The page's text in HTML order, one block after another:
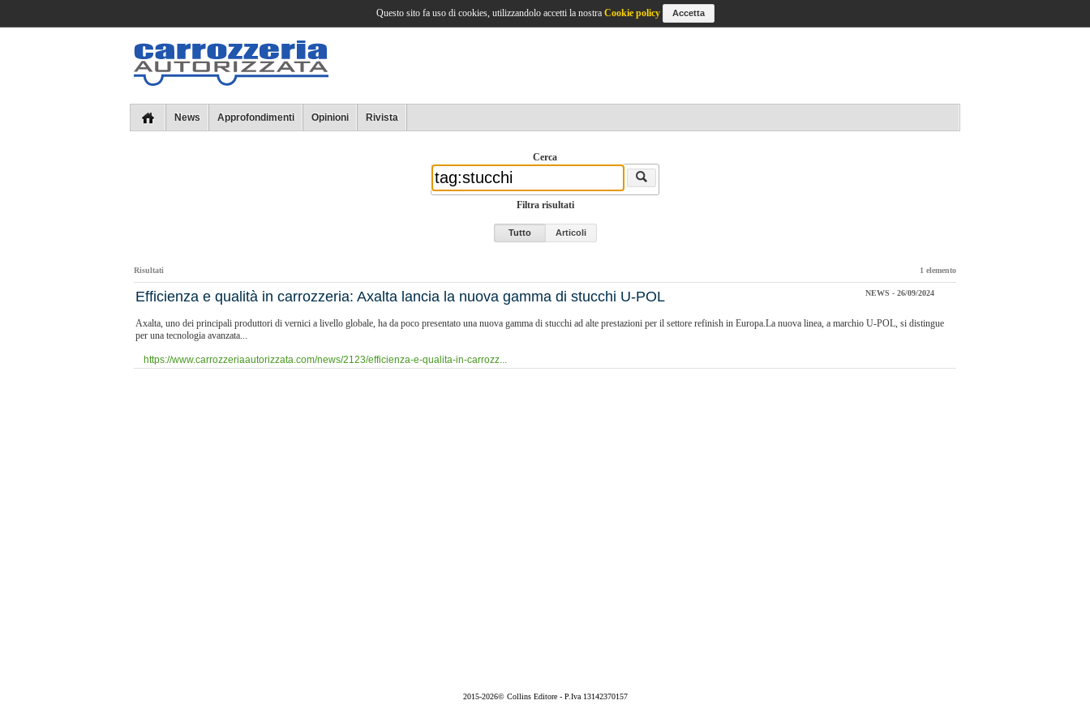
News Approfondimenti Opinioni Rivista
Cerca
Filtra risultati
Tutto Articoli
Risultati 1 elemento
Efficienza e qualità in carrozzeria: Axalta lancia la nuova gamma di stucchi U-POL NEWS - 26/09/2024
Axalta, uno dei principali produttori di vernici a livello globale, ha da poco presentato una nuova gamma di stucchi ad alte prestazioni per il settore refinish in Europa.La nuova linea, a marchio U-POL, si distingue
per una tecnologia avanzata...
https://www.carrozzeriaautorizzata.com/news/2123/efficienza-e-qualita-in-carrozz...
2015-2026© Collins Editore - P.Iva 13142370157
Questo sito fa uso di cookies, utilizzandolo accetti la nostra Cookie policy Accetta